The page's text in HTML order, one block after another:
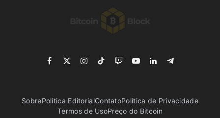
Facebook
X
Instagram
TikTokTwitchYouTubeLinkedInTelegram
SobrePolítica EditorialContatoPolítica de Privacidade
Termos de UsoPreço do Bitcoin